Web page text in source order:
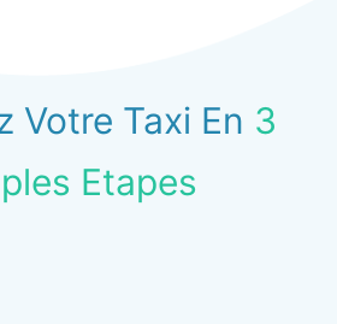
Votre Taxi En 3
Etapes